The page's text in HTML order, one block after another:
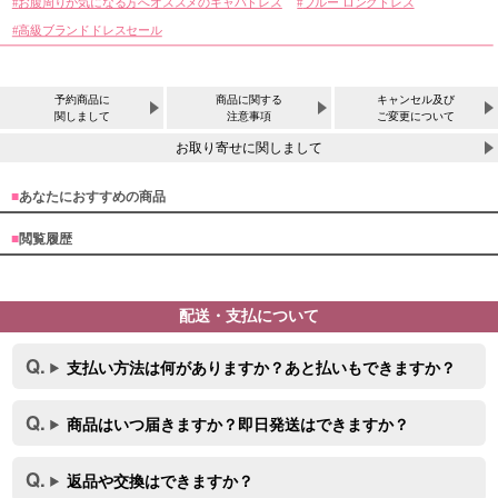
高級ブランドドレスセール
予約商品に
関しまして
商品に関する
注意事項
キャンセル及び
ご変更について
お取り寄せに関しまして
■あなたにおすすめの商品
■閲覧履歴
配送・支払について
支払い方法は何がありますか？あと払いもできますか？
商品はいつ届きますか？即日発送はできますか？
返品や交換はできますか？